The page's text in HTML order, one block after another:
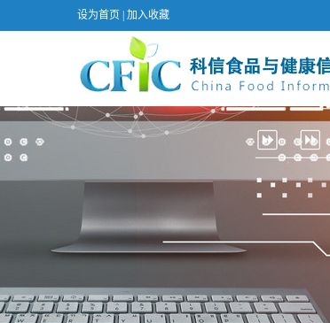
设为首页 加入收藏